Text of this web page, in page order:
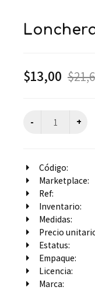
$13,00 $
Código:
Marketplace:
Ref:
Inventario:
Medidas:
Precio
Estatus:
Empaque:
Licencia:
Marca: